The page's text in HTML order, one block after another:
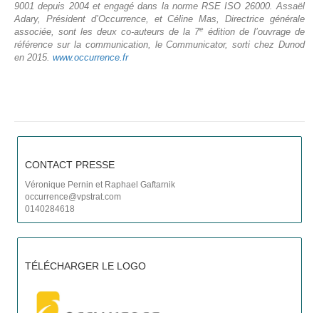
9001 depuis 2004 et engagé dans la norme RSE ISO 26000. Assaël
Adary, Président d’Occurrence, et Céline Mas, Directrice générale
associée, sont les deux co-auteurs de la 7e
édition de l’ouvrage de
référence sur la communication, le Communicator, sorti chez Dunod
en 2015. www.occurrence.fr
CONTACT PRESSE
Véronique Pernin et Raphael Gaftarnik
occurrence@vpstrat.com
0140284618
TÉLÉCHARGER LE LOGO